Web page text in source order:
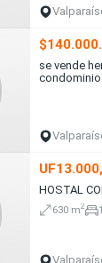
se vende
condominio
HOSTAL
630 m2